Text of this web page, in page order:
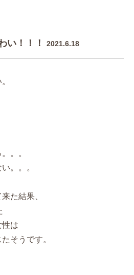
い！！！ 2021.6.18
。。
。。。
た結果、
性は
そうです。